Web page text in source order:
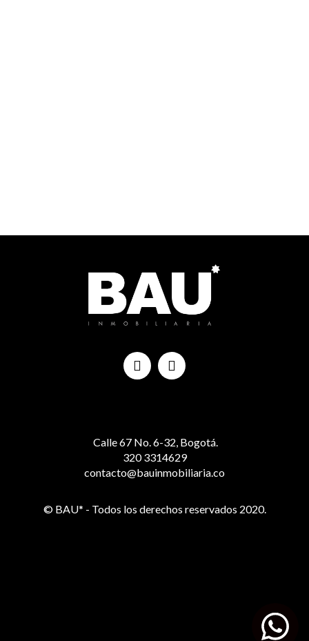
Calle 67 No. 6-32, Bogotá.
320 3314629
contacto@bauinmobiliaria.co
© BAU* - Todos los derechos reservados 2020.